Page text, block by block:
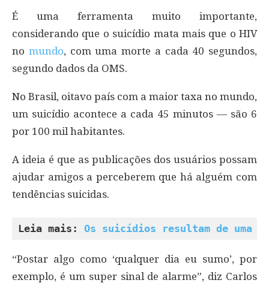
É uma ferramenta muito importante,
considerando que o suicídio mata mais que o HIV
no mundo, com uma morte a cada 40 segundos,
segundo dados da OMS.
No Brasil, oitavo país com a maior taxa no mundo,
um suicídio acontece a cada 45 minutos — são 6
por 100 mil habitantes.
A ideia é que as publicações dos usuários possam
ajudar amigos a perceberem que há alguém com
tendências suicidas.
Leia mais: Os suicídios resultam de uma
“Postar algo como ‘qualquer dia eu sumo’, por
exemplo, é um super sinal de alarme”, diz Carlos